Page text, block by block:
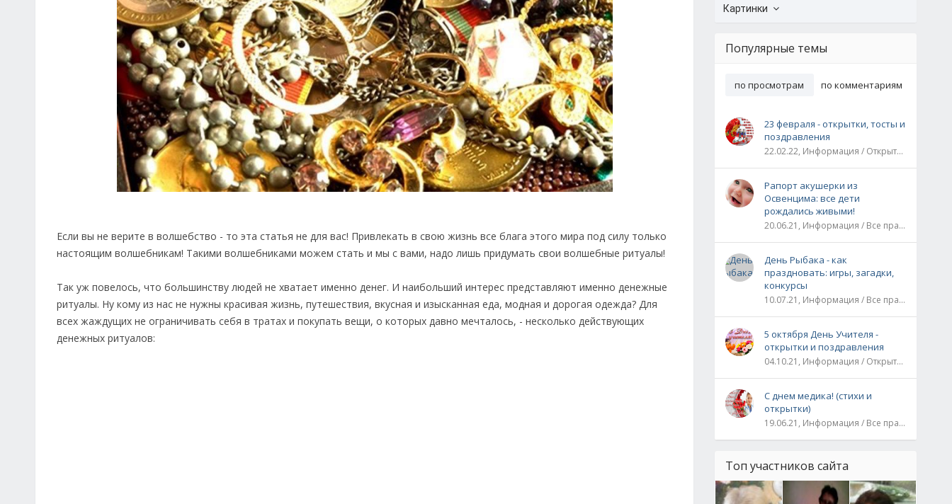
Если вы не верите в волшебство - то эта статья не для вас! Привлекать в свою жизнь все блага этого мира под силу только
настоящим волшебникам! Такими волшебниками можем стать и мы с вами, надо лишь придумать свои волшебные ритуалы!
Так уж повелось, что большинству людей не хватает именно денег. И наибольший интерес представляют именно денежные
ритуалы. Ну кому из нас не нужны красивая жизнь, путешествия, вкусная и изысканная еда, модная и дорогая одежда? Для
всех жаждущих не ограничивать себя в тратах и покупать вещи, о которых давно мечталось, - несколько действующих
денежных ритуалов:
Картинки
Популярные темы
по просмотрам по комментариям
23 февраля - открытки, тосты и
поздравления
22.02.22, Информация / Открытки / Все праздники
Рапорт акушерки из
Освенцима: все дети
рождались живыми!
20.06.21, Информация / Все праздники / Рассказы и истории
День Рыбака - как
праздновать: игры, загадки,
конкурсы
10.07.21, Информация / Все праздники
5 октября День Учителя -
открытки и поздравления
04.10.21, Информация / Открытки / Все праздники
С днем медика! (стихи и
открытки)
19.06.21, Информация / Все праздники
Топ участников сайта